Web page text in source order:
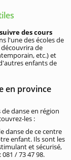
suivre des cours
l'une des écoles de
de
etc.) et
enfants de
en province
danse en région
les :
danse de ce centre
enfant. Ils sont les
et sécurisé,
/ 73 47 98.